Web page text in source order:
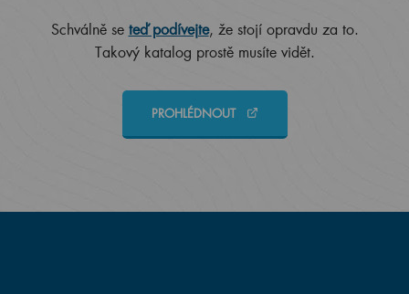
Schválně se teď podívejte, že stojí opravdu za to.
Takový katalog prostě musíte vidět.
PROHLÉDNOUT